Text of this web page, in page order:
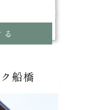
船橋